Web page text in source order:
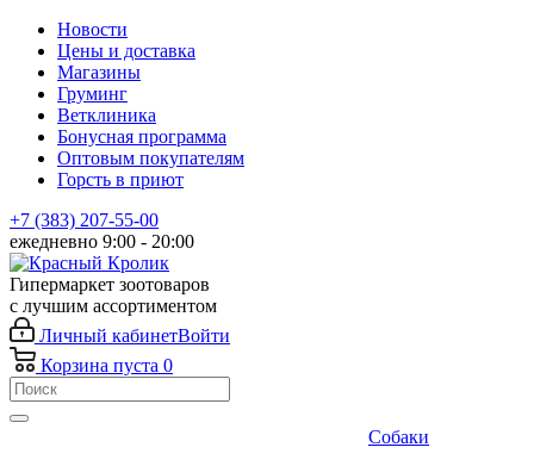
Новости
Цены и доставка
Магазины
Груминг
Ветклиника
Бонусная программа
Оптовым покупателям
Горсть в приют
+7 (383) 207-55-00
ежедневно 9:00 - 20:00
Гипермаркет зоотоваров
с лучшим ассортиментом
Личный кабинетВойти
Корзина пуста 0
Собаки